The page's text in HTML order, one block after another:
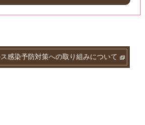
感染予防対策への取り組みについて